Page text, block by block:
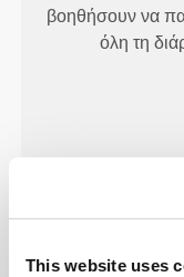
This website uses
βοηθήσουν να
όλη τη